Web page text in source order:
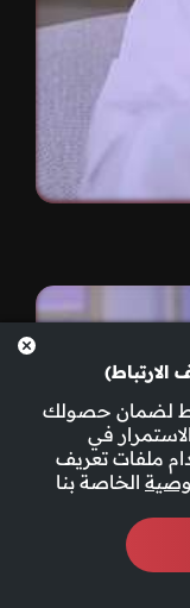
الارتباط)
لضمان حصولك
في
ملفات تعريف
الخاصة بنا